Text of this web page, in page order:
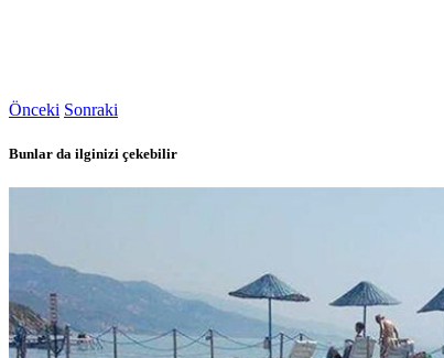
Önceki Sonraki
Bunlar da ilginizi çekebilir